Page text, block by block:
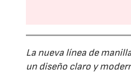
La nueva línea de
un diseño claro y